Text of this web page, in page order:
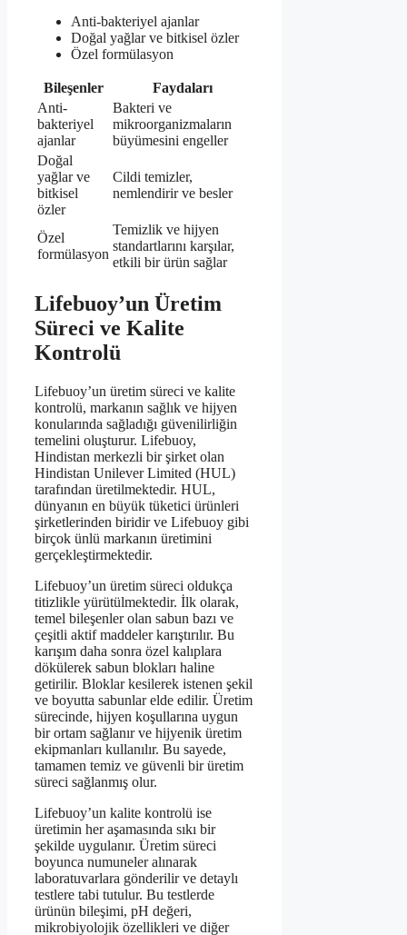
Anti-bakteriyel ajanlar
Doğal yağlar ve bitkisel özler
Özel formülasyon
Bileşenler
Faydaları
Anti-
bakteriyel
ajanlar
Bakteri ve
mikroorganizmaların
büyümesini engeller
Doğal
yağlar ve
bitkisel
özler
Cildi temizler,
nemlendirir ve besler
Özel
formülasyon
Temizlik ve hijyen
standartlarını karşılar,
etkili bir ürün sağlar
Lifebuoy’un Üretim
Süreci ve Kalite
Kontrolü
Lifebuoy’un üretim süreci ve kalite
kontrolü, markanın sağlık ve hijyen
konularında sağladığı güvenilirliğin
temelini oluşturur. Lifebuoy,
Hindistan merkezli bir şirket olan
Hindistan Unilever Limited (HUL)
tarafından üretilmektedir. HUL,
dünyanın en büyük tüketici ürünleri
şirketlerinden biridir ve Lifebuoy gibi
birçok ünlü markanın üretimini
gerçekleştirmektedir.
Lifebuoy’un üretim süreci oldukça
titizlikle yürütülmektedir. İlk olarak,
temel bileşenler olan sabun bazı ve
çeşitli aktif maddeler karıştırılır. Bu
karışım daha sonra özel kalıplara
dökülerek sabun blokları haline
getirilir. Bloklar kesilerek istenen şekil
ve boyutta sabunlar elde edilir. Üretim
sürecinde, hijyen koşullarına uygun
bir ortam sağlanır ve hijyenik üretim
ekipmanları kullanılır. Bu sayede,
tamamen temiz ve güvenli bir üretim
süreci sağlanmış olur.
Lifebuoy’un kalite kontrolü ise
üretimin her aşamasında sıkı bir
şekilde uygulanır. Üretim süreci
boyunca numuneler alınarak
laboratuvarlara gönderilir ve detaylı
testlere tabi tutulur. Bu testlerde
ürünün bileşimi, pH değeri,
mikrobiyolojik özellikleri ve diğer